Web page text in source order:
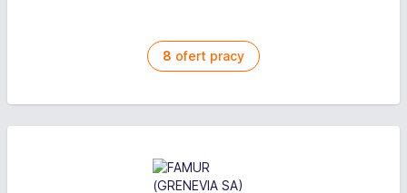
8 ofert pracy